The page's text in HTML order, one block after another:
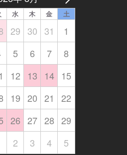
水 木 金 土
29 30 31
1
5 6 7
8
12 13 14
15
19 20 21
22
26 27 28 29
2 3 4 5